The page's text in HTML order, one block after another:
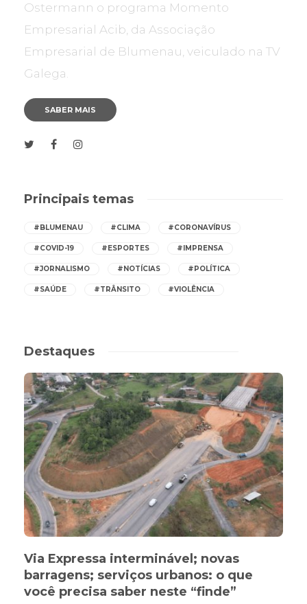
Ostermann o programa Momento
Empresarial Acib, da Associação
Empresarial de Blumenau, veiculado na TV
Galega.
SABER MAIS
Principais temas
#BLUMENAU #CLIMA #CORONAVÍRUS
#COVID-19 #ESPORTES #IMPRENSA
#JORNALISMO #NOTÍCIAS #POLÍTICA
#SAÚDE #TRÂNSITO #VIOLÊNCIA
Destaques
Via Expressa interminável; novas
barragens; serviços urbanos: o que
você precisa saber neste “finde”